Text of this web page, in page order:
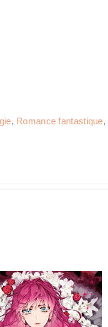
, Romance fantastique,